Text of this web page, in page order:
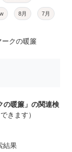
8月 7月
ークの暖簾
の暖簾」の関連検
きます）
結果